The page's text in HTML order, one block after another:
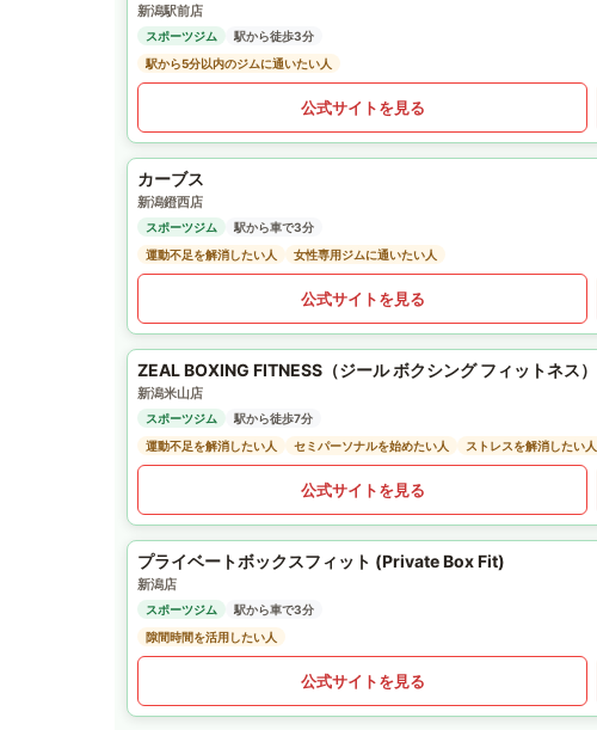
新潟駅前店
スポーツジム
駅から徒歩3分
駅から5分以内のジムに通いたい人
公式サイトを見る
カーブス
新潟鐙西店
スポーツジム
駅から車で3分
運動不足を解消したい人
女性専用ジムに通いたい人
公式サイトを見る
ZEAL BOXING FITNESS（ジール ボクシング フィットネス）
新潟米山店
スポーツジム
駅から徒歩7分
運動不足を解消したい人
セミパーソナルを始めたい人 ストレスを解消したい人
公式サイトを見る
プライベートボックスフィット (Private Box Fit)
新潟店
スポーツジム
駅から車で3分
隙間時間を活用したい人
公式サイトを見る